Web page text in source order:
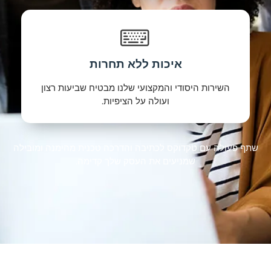
איכות ללא תחרות
השירות היסודי והמקצועי שלנו מבטיח שביעות רצון
ועולה על הציפיות.
שתף פעולה עם טקדוקס לכתיבה והדרכה טכנית מהימנה ומובילה
שמניעים את העסק שלך קדימה.